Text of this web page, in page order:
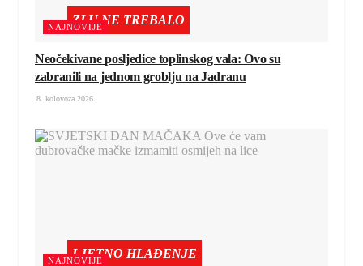
ZLU NE TREBALO
NAJNOVIJE
Neočekivane posljedice toplinskog vala: Ovo su
zabranili na jednom groblju na Jadranu
8. kolovoza 2026.
LJETNO HLAĐENJE
NAJNOVIJE